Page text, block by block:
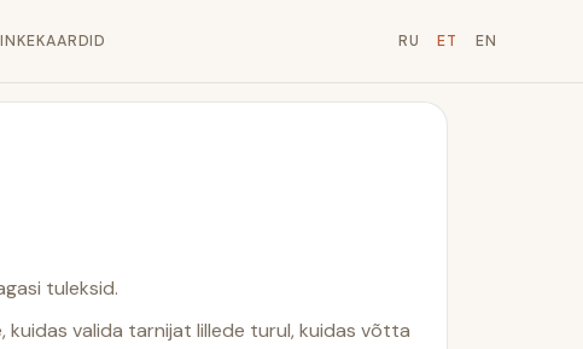
RU ET EN
tuleksid.
kuidas valida tarnijat lillede turul, kuidas võtta